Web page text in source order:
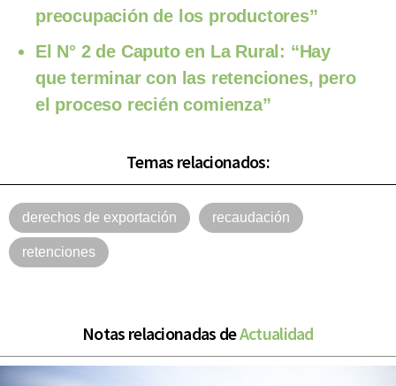
preocupación de los productores”
El N° 2 de Caputo en La Rural: “Hay
que terminar con las retenciones, pero
el proceso recién comienza”
Temas relacionados:
derechos de exportación recaudación
retenciones
Notas relacionadas deActualidad